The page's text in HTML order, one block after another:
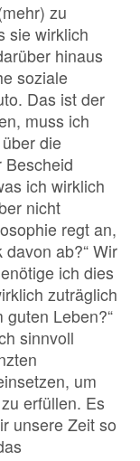
zu
sie wirklich
hinaus
soziale
Das ist der
muss ich
die
Bescheid
ich wirklich
nicht
regt an,
ab?“ Wir
ich dies
zuträglich
Leben?“
sinnvoll
um
erfüllen. Es
unsere Zeit so